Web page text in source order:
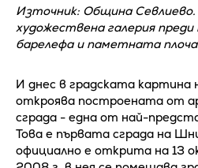
Източник: Община Севлиево.
художествена галерия
барелефа и паметната
И днес в градската картина
откроява построената от
сграда - една от най-
Това е първата сграда на
официално е открита на 13